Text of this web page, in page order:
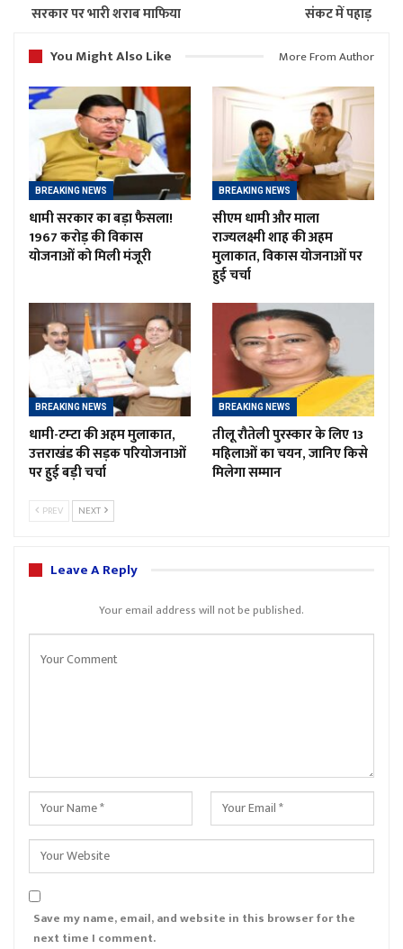
सरकार पर भारी शराब माफिया
संकट में पहाड़
You Might Also Like
More From Author
BREAKING NEWS
धामी सरकार का बड़ा फैसला!
1967 करोड़ की विकास
योजनाओं को मिली मंजूरी
BREAKING NEWS
सीएम धामी और माला
राज्यलक्ष्मी शाह की अहम
मुलाकात, विकास योजनाओं पर
हुई चर्चा
BREAKING NEWS
धामी-टम्टा की अहम मुलाकात,
उत्तराखंड की सड़क परियोजनाओं
पर हुई बड़ी चर्चा
BREAKING NEWS
तीलू रौतेली पुरस्कार के लिए 13
महिलाओं का चयन, जानिए किसे
मिलेगा सम्मान
PREV NEXT
Leave A Reply
Your email address will not be published.
Save my name, email, and website in this browser for the
next time I comment.